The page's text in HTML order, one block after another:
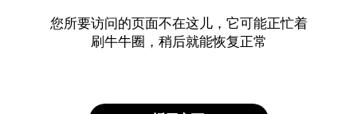
您所要访问的页面不在这儿，它可能正忙着
刷牛牛圈，稍后就能恢复正常